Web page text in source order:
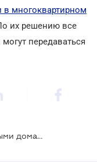
в многоквартирном
их решению все
передаваться
Рынок управляющих многоквартирными домами обретает необходимые нормативные рамки